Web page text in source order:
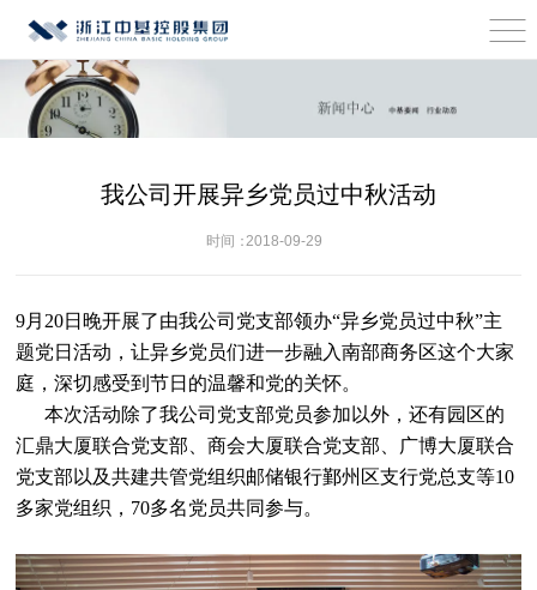
我公司开展异乡党员过中秋活动
时间：2018-09-29
9月20日晚开展了由我公司党支部领办“异乡党员过中秋”主
题党日活动，让异乡党员们进一步融入南部商务区这个大家
庭，深切感受到节日的温馨和党的关怀。
本次活动除了我公司党支部党员参加以外，还有园区的
汇鼎大厦联合党支部、商会大厦联合党支部、广博大厦联合
党支部以及共建共管党组织邮储银行鄞州区支行党总支等10
多家党组织，70多名党员共同参与。